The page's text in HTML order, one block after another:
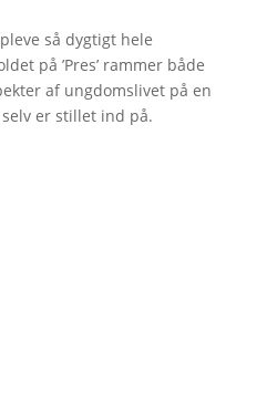
så dygtigt hele
på ’Pres’ rammer både
af ungdomslivet på en
er stillet ind på.